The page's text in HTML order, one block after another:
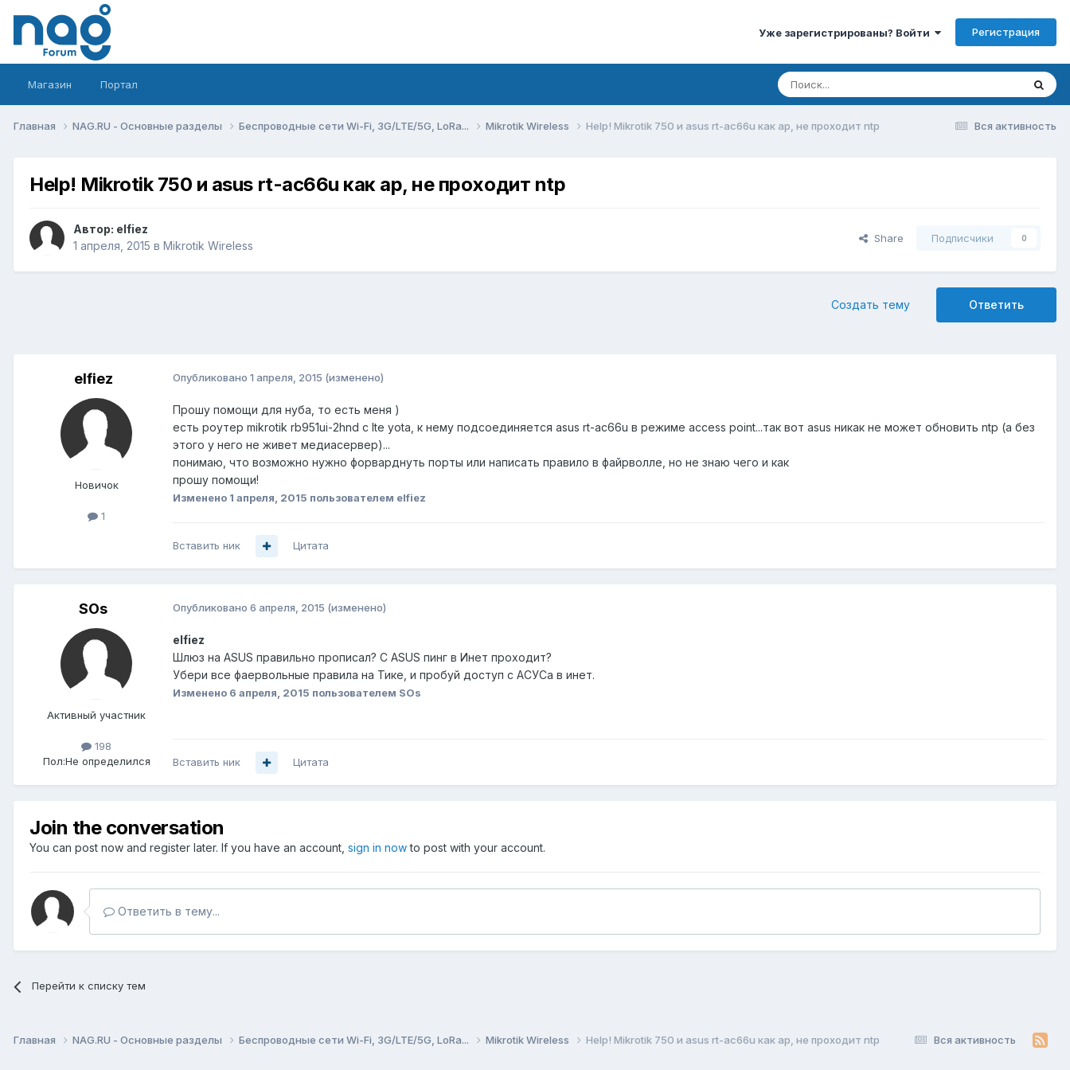
Уже зарегистрированы? Войти Регистрация
Магазин Портал
Вся активность
Главная NAG.RU - Основные разделы Беспроводные сети Wi-Fi, 3G/LTE/5G, LoRa... Mikrotik Wireless Help! Mikrotik 750 и asus rt-ac66u как ap, не проходит ntp
Help! Mikrotik 750 и asus rt-ac66u как ap, не проходит ntp
Автор: elfiez
1 апреля, 2015 в Mikrotik Wireless
Share Подписчики 0
Ответить
Создать тему
elfiez
Новичок
1
Опубликовано 1 апреля, 2015 (изменено)
Прошу помощи для нуба, то есть меня )
есть роутер mikrotik rb951ui-2hnd с lte yota, к нему подсоединяется asus rt-ac66u в режиме access point...так вот asus никак не может обновить ntp (а без
этого у него не живет медиасервер)...
понимаю, что возможно нужно форварднуть порты или написать правило в файрволле, но не знаю чего и как
прошу помощи!
Изменено 1 апреля, 2015 пользователем elfiez
Вставить ник Цитата
SOs
Активный участник
198
Пол:Не определился
Опубликовано 6 апреля, 2015 (изменено)
elfiez
Шлюз на ASUS правильно прописал? С ASUS пинг в Инет проходит?
Убери все фаервольные правила на Тике, и пробуй доступ с АСУСа в инет.
Изменено 6 апреля, 2015 пользователем SOs
Вставить ник Цитата
Join the conversation
You can post now and register later. If you have an account, sign in nowto post with your account.
Ответить в тему...
Перейти к списку тем
Вся активность
Главная NAG.RU - Основные разделы Беспроводные сети Wi-Fi, 3G/LTE/5G, LoRa... Mikrotik Wireless Help! Mikrotik 750 и asus rt-ac66u как ap, не проходит ntp